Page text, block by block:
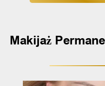
Makijaż